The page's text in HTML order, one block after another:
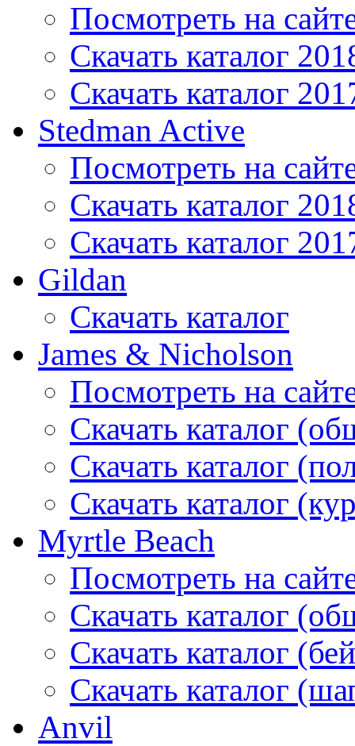
Посмотреть на
Скачать каталог
Скачать каталог
Stedman Active
Посмотреть на
Скачать каталог
Скачать каталог
Gildan
Скачать каталог
James & Nicholson
Посмотреть на
Скачать каталог
Скачать каталог
Скачать каталог
Myrtle Beach
Посмотреть на
Скачать каталог
Скачать каталог
Скачать каталог
Anvil